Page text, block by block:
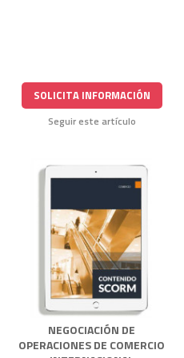
SOLICITA INFORMACIÓN
Seguir este artículo
NEGOCIACIÓN DE
OPERACIONES DE COMERCIO